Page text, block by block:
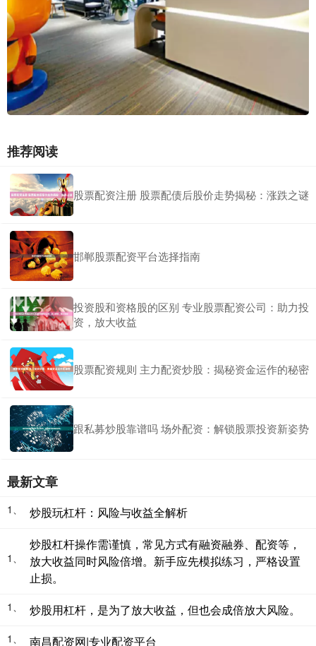
推荐阅读
股票配资注册 股票配债后股价走势揭秘：涨跌之谜
邯郸股票配资平台选择指南
投资股和资格股的区别 专业股票配资公司：助力投
资，放大收益
股票配资规则 主力配资炒股：揭秘资金运作的秘密
跟私募炒股靠谱吗 场外配资：解锁股票投资新姿势
最新文章
1、 炒股玩杠杆：风险与收益全解析
1、
炒股杠杆操作需谨慎，常见方式有融资融券、配资等，
放大收益同时风险倍增。新手应先模拟练习，严格设置
止损。
1、 炒股用杠杆，是为了放大收益，但也会成倍放大风险。
1、 南昌配资网|专业配资平台